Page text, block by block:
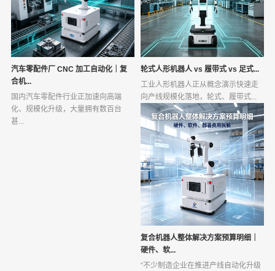
汽车零配件厂 CNC 加工自动化｜复
合机...
国内汽车零配件行业正加速向高端
化、规模化升级，大量拥有数百台
甚...
轮式人形机器人 vs 履带式 vs 足式...
工业人形机器人正从概念演示快速走
向产线规模化落地，轮式、履带式...
复合机器人整体解决方案预算明细｜
硬件、软...
“不少制造企业在推进产线自动化升级